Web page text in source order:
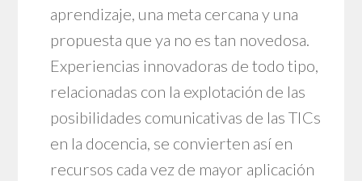
aprendizaje, una meta cercana y una
propuesta que ya no es tan novedosa.
Experiencias innovadoras de todo tipo,
relacionadas con la explotación de las
posibilidades comunicativas de las TICs
en la docencia, se convierten así en
recursos cada vez de mayor aplicación